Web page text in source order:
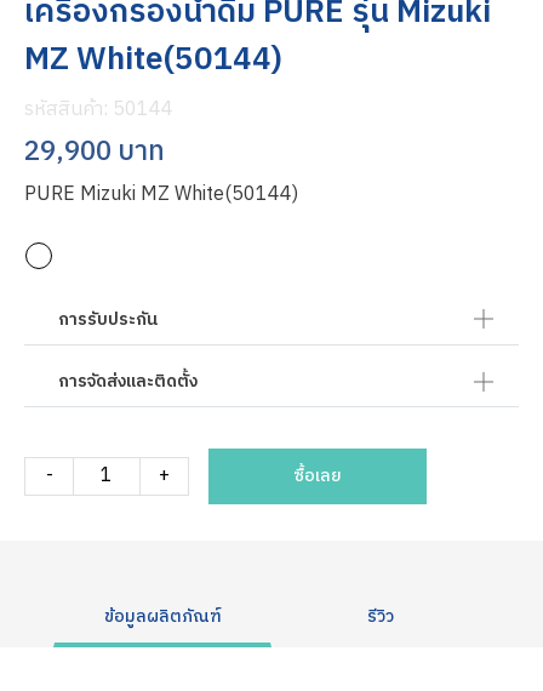
เครื่องกรองน้ำดื่ม PURE รุ่น Mizuki
MZ White(50144)
รหัสสินค้า: 50144
29,900 บาท
PURE Mizuki MZ White(50144)
การรับประกัน
การจัดส่งและติดตั้ง
- + ซื้อเลย
ข้อมูลผลิตภัณฑ์ รีวิว